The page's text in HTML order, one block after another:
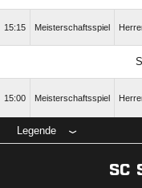
15:15 Meisterschaftsspiel
15:00 Meisterschaftsspiel
Legende
SC